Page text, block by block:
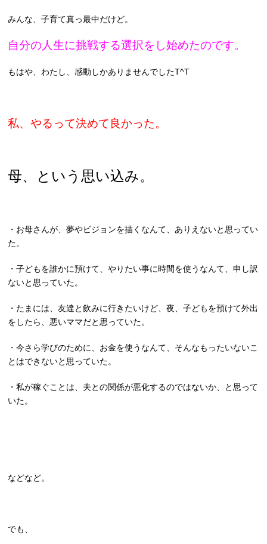
みんな、子育て真っ最中だけど。
自分の人生に挑戦する選択をし始めたのです。
もはや、わたし、感動しかありませんでしたT^T
私、やるって決めて良かった。
母、という思い込み。
・お母さんが、夢やビジョンを描くなんて、ありえないと思ってい
た。
・子どもを誰かに預けて、やりたい事に時間を使うなんて、申し訳
ないと思っていた。
・たまには、友達と飲みに行きたいけど、夜、子どもを預けて外出
をしたら、悪いママだと思っていた。
・今さら学びのために、お金を使うなんて、そんなもったいないこ
とはできないと思っていた。
・私が稼ぐことは、夫との関係が悪化するのではないか、と思って
いた。
などなど。
でも、